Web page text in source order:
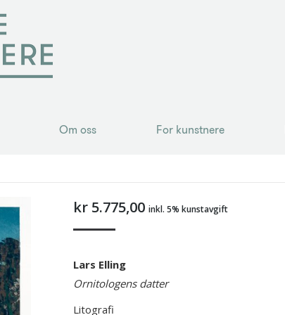
Om oss For kunstnere
kr5.775,00 inkl. 5% kunstavgift
Lars Elling
Ornitologens datter
Litografi